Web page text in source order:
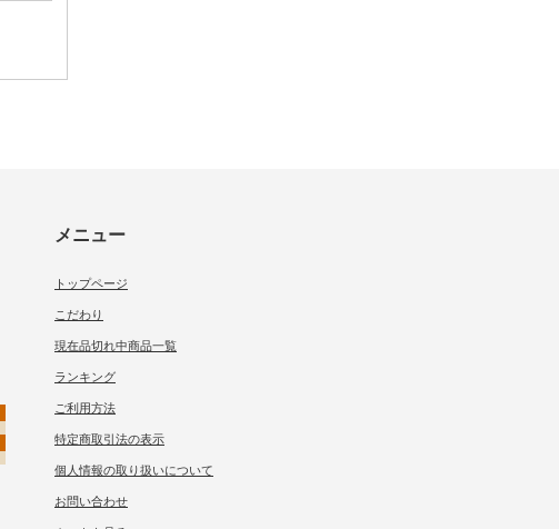
メニュー
トップページ
こだわり
現在品切れ中商品一覧
ランキング
ご利用方法
特定商取引法の表示
個人情報の取り扱いについて
お問い合わせ